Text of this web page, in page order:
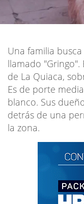
Una familia
llamado
de La Quiaca,
Es de porte
blanco. Sus
detrás de una
la zona.